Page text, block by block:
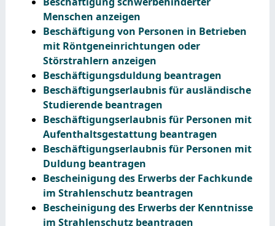
Menschen anzeigen
Beschäftigung von Personen in Betrieben
mit Röntgeneinrichtungen oder
Störstrahlern anzeigen
Beschäftigungsduldung beantragen
Beschäftigungserlaubnis für ausländische
Studierende beantragen
Beschäftigungserlaubnis für Personen mit
Aufenthaltsgestattung beantragen
Beschäftigungserlaubnis für Personen mit
Duldung beantragen
Bescheinigung des Erwerbs der Fachkunde
im Strahlenschutz beantragen
Bescheinigung des Erwerbs der Kenntnisse
im Strahlenschutz beantragen